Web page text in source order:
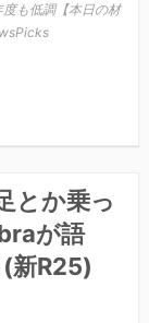
度も低調【本日の材
とか乗っ
が語
新R25)